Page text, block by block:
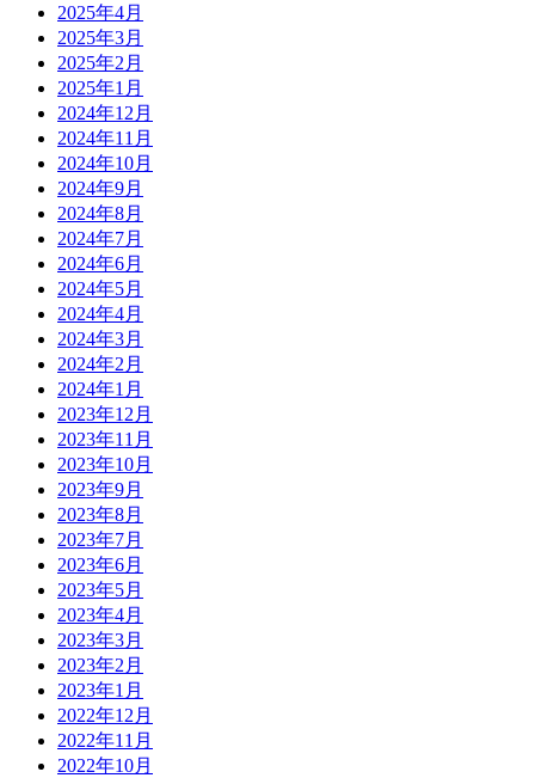
2025年4月
2025年3月
2025年2月
2025年1月
2024年12月
2024年11月
2024年10月
2024年9月
2024年8月
2024年7月
2024年6月
2024年5月
2024年4月
2024年3月
2024年2月
2024年1月
2023年12月
2023年11月
2023年10月
2023年9月
2023年8月
2023年7月
2023年6月
2023年5月
2023年4月
2023年3月
2023年2月
2023年1月
2022年12月
2022年11月
2022年10月